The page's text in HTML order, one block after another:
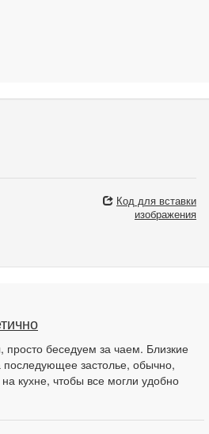
Код для вставки
изображения
беседуем за чаем. Близкие
последующее застолье, обычно,
кухне, чтобы все могли удобно